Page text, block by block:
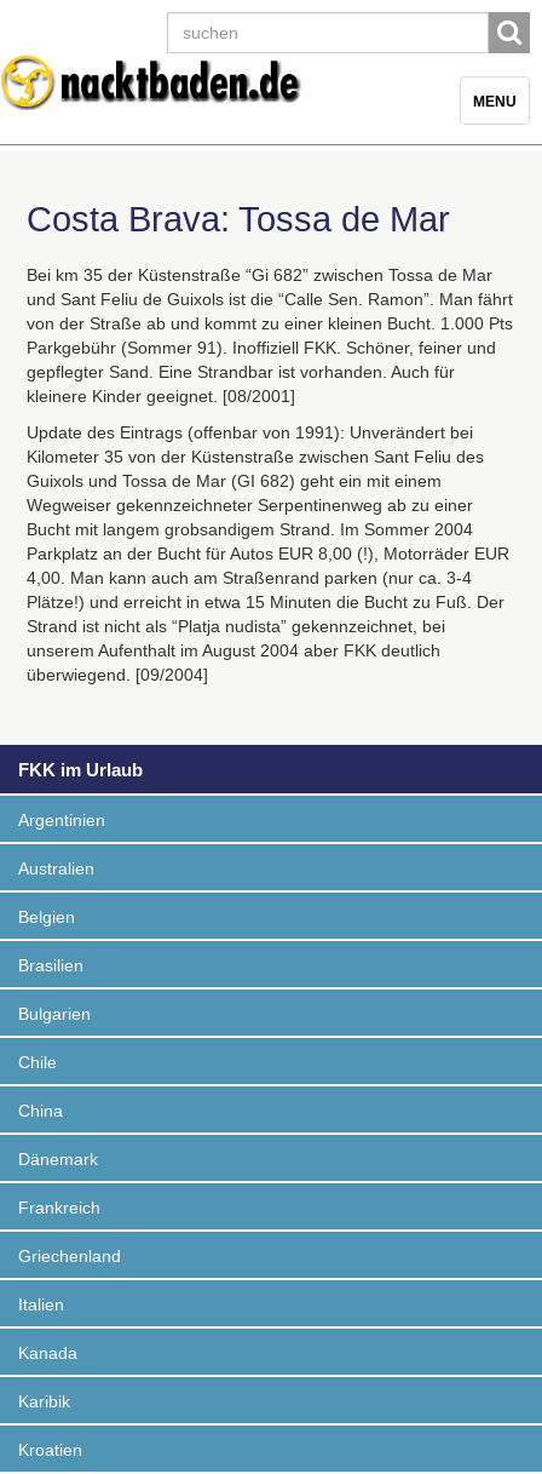
Toggle
MENU
Costa Brava: Tossa de Mar
Bei km 35 der Küstenstraße “Gi 682” zwischen Tossa de Mar
und Sant Feliu de Guixols ist die “Calle Sen. Ramon”. Man fährt
von der Straße ab und kommt zu einer kleinen Bucht. 1.000 Pts
Parkgebühr (Sommer 91). Inoffiziell FKK . Schöner, feiner und
gepflegter Sand. Eine Strandbar ist vorhanden. Auch für
kleinere Kinder geeignet. [08/2001]
Update des Eintrags (offenbar von 1991): Unverändert bei
Kilometer 35 von der Küstenstraße zwischen Sant Feliu des
Guixols und Tossa de Mar (GI 682) geht ein mit einem
Wegweiser gekennzeichneter Serpentinenweg ab zu einer
Bucht mit langem grobsandigem Strand. Im Sommer 2004
Parkplatz an der Bucht für Autos EUR 8,00 (!), Motorräder EUR
4,00. Man kann auch am Straßenrand parken (nur ca. 3-4
Plätze!) und erreicht in etwa 15 Minuten die Bucht zu Fuß. Der
Strand ist nicht als “Platja nudista” gekennzeichnet, bei
unserem Aufenthalt im August 2004 aber FKK deutlich
überwiegend. [09/2004]
FKK im Urlaub
Argentinien
Australien
Belgien
Brasilien
Bulgarien
Chile
China
Dänemark
Frankreich
Griechenland
Italien
Kanada
Karibik
Kroatien